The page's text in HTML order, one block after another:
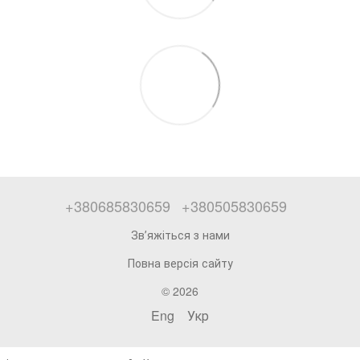
+380685830659 +380505830659
Звʼяжіться з нами
Повна версія сайту
© 2026
Eng Укр